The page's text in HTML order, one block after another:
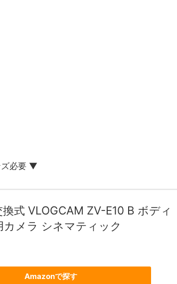
必要 ▼
式 VLOGCAM ZV-E10 B ボディ
メラ シネマティック
Amazonで探す